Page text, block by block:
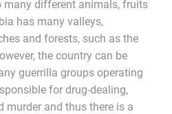
many different animals, fruits
has many valleys,
and forests, such as the
the country can be
guerrilla groups operating
for drug-dealing,
murder and thus there is a